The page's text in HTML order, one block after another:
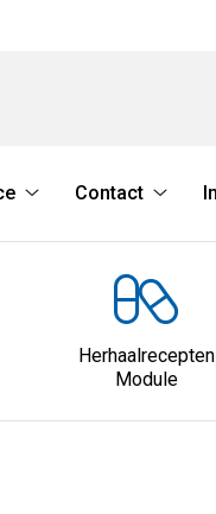
submenu
Contact
Herhaalrecepten
Module